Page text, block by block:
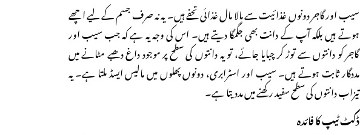
سیب اور گاجر دونوں غذائیت سے مالا مال غذائی تحفے ہیں۔ یہ نہ صرف جسم کے لیے اچھے
ہوتے ہیں بلکہ آپ کے دانت بھی جگمگا دیتے ہیں۔ اس کی وجہ یہ ہے کہ جب سیب اور
گاجر کو دانتوں سے توڑ کر چبایا جائے، تو یہ دانتوں کی سطح پر موجود داغ دھبے مٹانے میں
مددگار ثابت ہوتے ہیں۔ سیب اور اسٹرابری، دونوں پھلوں میں مالیس ایسڈ ملتا ہے۔ یہ
تیزاب دانتوں کی سطح سفید رکھنے میں مددیتا ہے۔
ڈکٹ ٹیپ کا فائدہ